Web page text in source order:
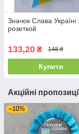
Значок Слава Україні
розеткой
133,20 ₴ 148 ₴
Купити
Акційні
–10%